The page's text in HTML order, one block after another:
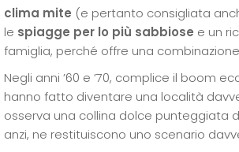
clima mite (e pertanto consigliata
le spiagge per lo più sabbiose e un
famiglia, perché offre una
Negli anni ’60 e ’70, complice il boom
hanno fatto diventare una località
osserva una collina dolce punteggiata
anzi, ne restituiscono uno scenario